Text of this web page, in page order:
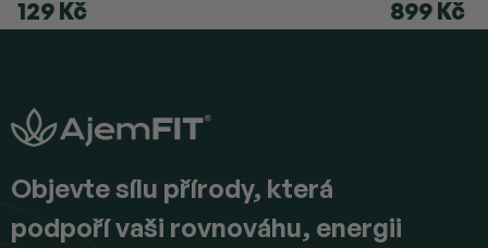
129 Kč 899 Kč
Objevte sílu přírody, která
podpoří vaši rovnováhu, energii